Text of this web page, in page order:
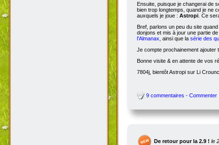
Ensuite, puisque je changerai de
bien trop longtemps, quand je ne
auxquels je joue : Astropi . Ce
Bref, parlons un peu du site
donjons et mis à jour une partie
l'Almanax , ainsi que la série des
Je compte prochainement ajouter
Bonne visite & en attente de vos
7804j, bientôt Astropi sur Li
9 commentaires - Commenter
De retour pour la 2.9 ! le